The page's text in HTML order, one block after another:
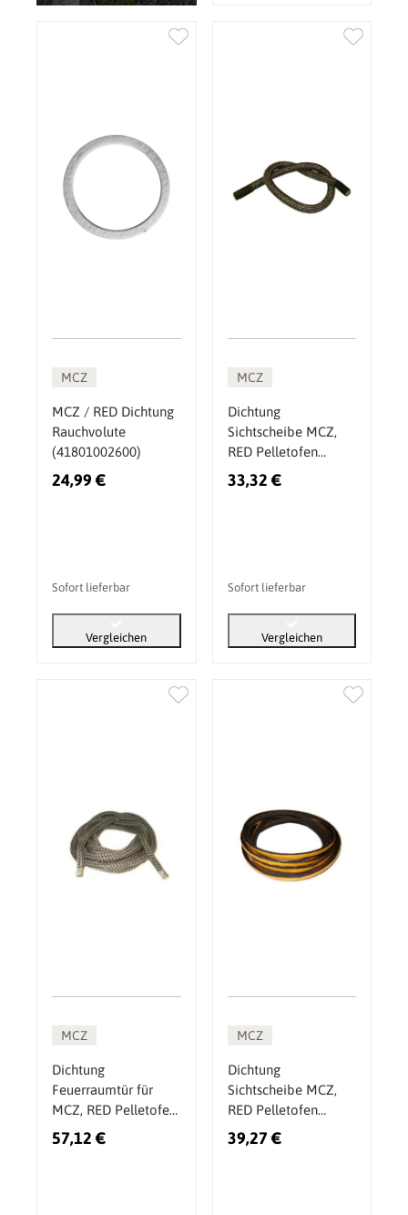
MCZ
MCZ / RED Dichtung
Rauchvolute
(41801002600)
24,99 €
Sofort lieferbar
Vergleichen
MCZ
Dichtung
Sichtscheibe MCZ,
RED Pelletofen
(4120106)
33,32 €
Sofort lieferbar
Vergleichen
MCZ
Dichtung
Feuerraumtür für
MCZ, RED Pelletofen,
Pelletkessel
(412007003A)
57,12 €
MCZ
Dichtung
Sichtscheibe MCZ,
RED Pelletofen
(4120572A)
39,27 €